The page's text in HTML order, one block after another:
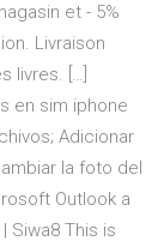
et - 5%
Livraison
livres. […]
en sim iphone
Adicionar
la foto del
Outlook a
Siwa8 This is